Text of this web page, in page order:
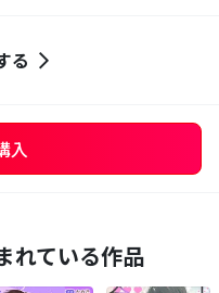
る
入
れている作品